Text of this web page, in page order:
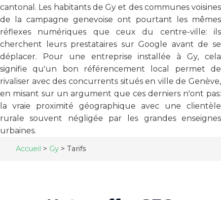
cantonal. Les habitants de Gy et des communes voisines
de la campagne genevoise ont pourtant les mêmes
réflexes numériques que ceux du centre-ville: ils
cherchent leurs prestataires sur Google avant de se
déplacer. Pour une entreprise installée à Gy, cela
signifie qu'un bon référencement local permet de
rivaliser avec des concurrents situés en ville de Genève,
en misant sur un argument que ces derniers n'ont pas:
la vraie proximité géographique avec une clientèle
rurale souvent négligée par les grandes enseignes
urbaines.
Accueil > Gy > Tarifs